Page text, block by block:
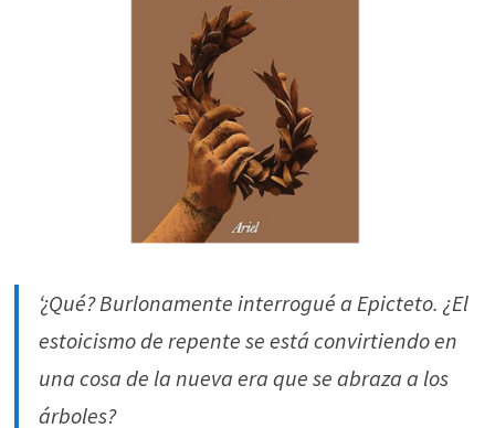
‘¿Qué? Burlonamente interrogué a Epicteto. ¿El
estoicismo de repente se está convirtiendo en
una cosa de la nueva era que se abraza a los
árboles?